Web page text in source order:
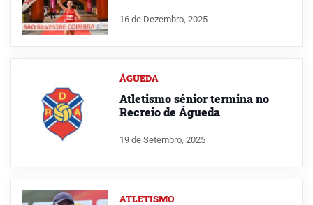
16 de Dezembro, 2025
ÁGUEDA
Atletismo sénior termina no
Recreio de Águeda
19 de Setembro, 2025
ATLETISMO